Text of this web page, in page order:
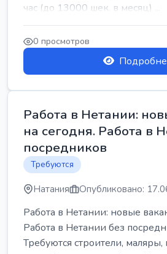
час (до 13000 шек. в месяц) ...
0 просмотров
Работа в Нетании:
на сегодня. Работа в
посредников
Требуются
Натания Опубликовано:
Работа в Нетании: новые
Работа в Нетании без
Требуются строители,